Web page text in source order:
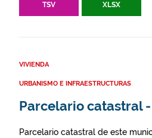
TSV XLSX
VIVIENDA
URBANISMO E INFRAESTRUCTURAS
Parcelario catastral
Parcelario catastral de este